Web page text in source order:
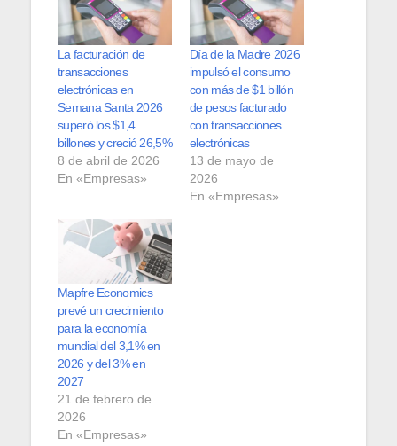
La facturación de
transacciones
electrónicas en
Semana Santa 2026
superó los $1,4
billones y creció 26,5%
8 de abril de 2026
En «Empresas»
Día de la Madre 2026
impulsó el consumo
con más de $1 billón
de pesos facturado
con transacciones
electrónicas
13 de mayo de
2026
En «Empresas»
Mapfre Economics
prevé un crecimiento
para la economía
mundial del 3,1% en
2026 y del 3% en
2027
21 de febrero de
2026
En «Empresas»